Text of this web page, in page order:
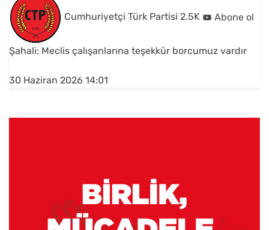
Cumhuriyetçi Türk Partisi 2.5K Abone ol
Şahali: Meclis çalışanlarına teşekkür borcumuz vardır
30 Haziran 2026 14:01